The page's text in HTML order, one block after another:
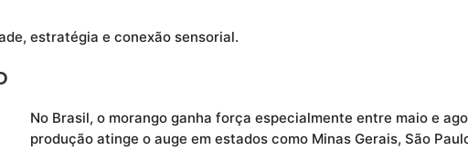
estratégia e conexão sensorial.
No Brasil, o morango ganha força especialmente entre maio e
produção atinge o auge em estados como Minas Gerais, São